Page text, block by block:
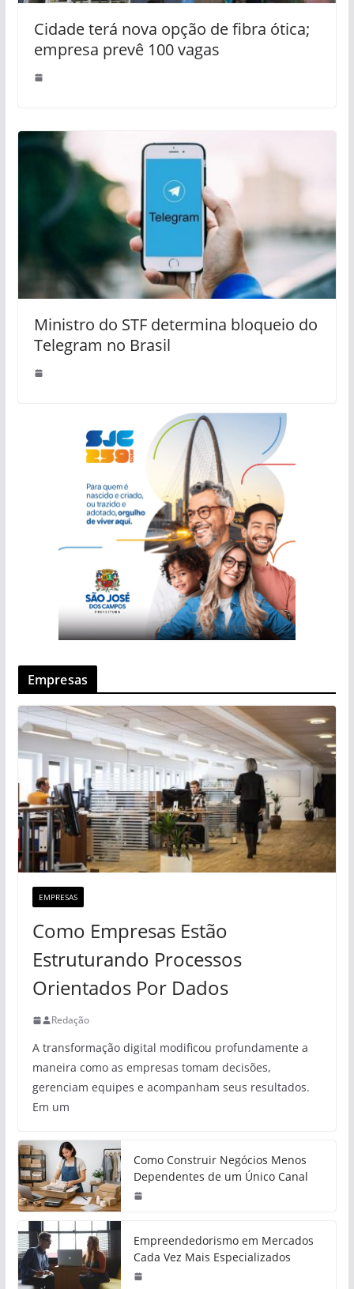
Cidade terá nova opção de fibra ótica;
empresa prevê 100 vagas
Ministro do STF determina bloqueio do
Telegram no Brasil
Empresas
EMPRESAS
Como Empresas Estão
Estruturando Processos
Orientados Por Dados
Redação
A transformação digital modificou profundamente a
maneira como as empresas tomam decisões,
gerenciam equipes e acompanham seus resultados.
Em um
Como Construir Negócios Menos
Dependentes de um Único Canal
Empreendedorismo em Mercados
Cada Vez Mais Especializados